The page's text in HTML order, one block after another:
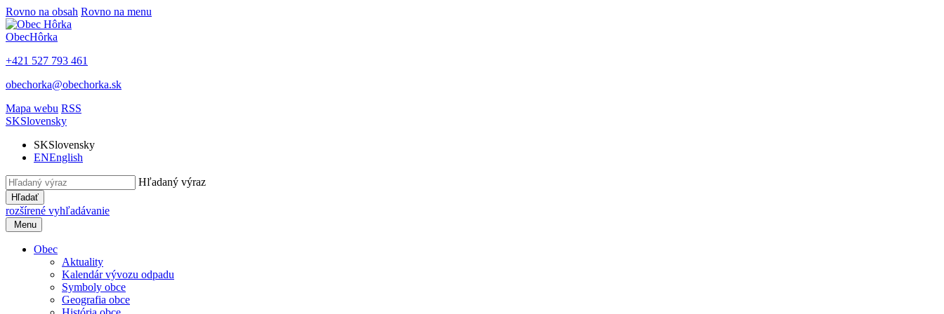
Rovno na obsah Rovno na menu
ObecHôrka
+421 527 793 461
obechorka@obechorka.sk
Mapa webu RSS
SKSlovensky
SKSlovensky
ENEnglish
Hľadaný výraz
Hľadať
rozšírené vyhľadávanie
Menu
Obec
Aktuality
Kalendár vývozu odpadu
Symboly obce
Geografia obce